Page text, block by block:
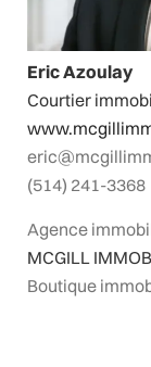
Eric Azoulay
Courtier
(514) 241-3368
Agence
MCGILL
Boutique